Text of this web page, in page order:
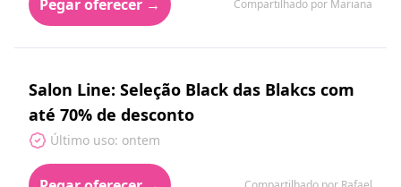
Pegar oferecer → Compartilhado por Mariana
Salon Line: Seleção Black das Blakcs com
até 70% de desconto
Último uso: ontem